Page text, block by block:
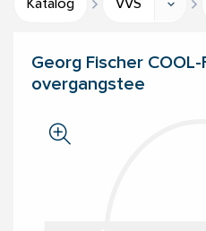
Katalog VVS
Georg Fischer COOL-
overgangstee